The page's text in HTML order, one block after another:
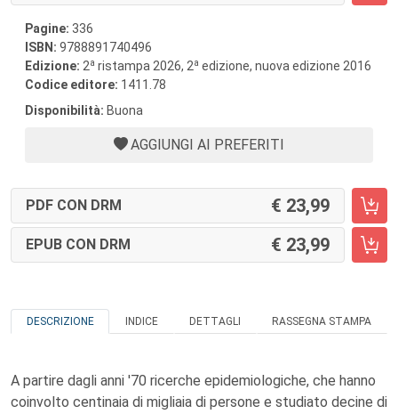
Pagine: 336
ISBN: 9788891740496
Edizione: 2a ristampa 2026, 2a edizione, nuova edizione 2016
Codice editore: 1411.78
Disponibilità: Buona
AGGIUNGI AI PREFERITI
PDF CON DRM 23,99
EPUB CON DRM 23,99
DESCRIZIONE INDICE DETTAGLI RASSEGNA STAMPA
A partire dagli anni '70 ricerche epidemiologiche, che hanno
coinvolto centinaia di migliaia di persone e studiato decine di